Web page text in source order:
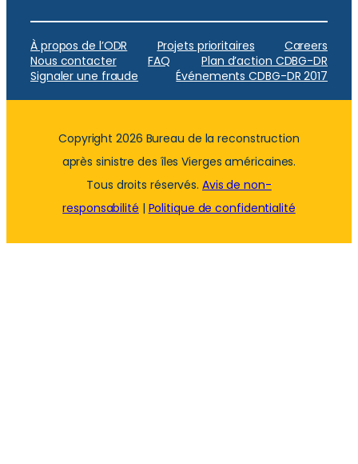
À propos de l’ODR Projets prioritaires
Careers
Nous contacter
FAQ
Plan d’action CDBG-DR
Signaler une fraude
Événements CDBG-DR 2017
Copyright 2026 Bureau de la reconstruction
après sinistre des îles Vierges américaines.
Tous droits réservés. Avis de non-
responsabilité | Politique de confidentialité